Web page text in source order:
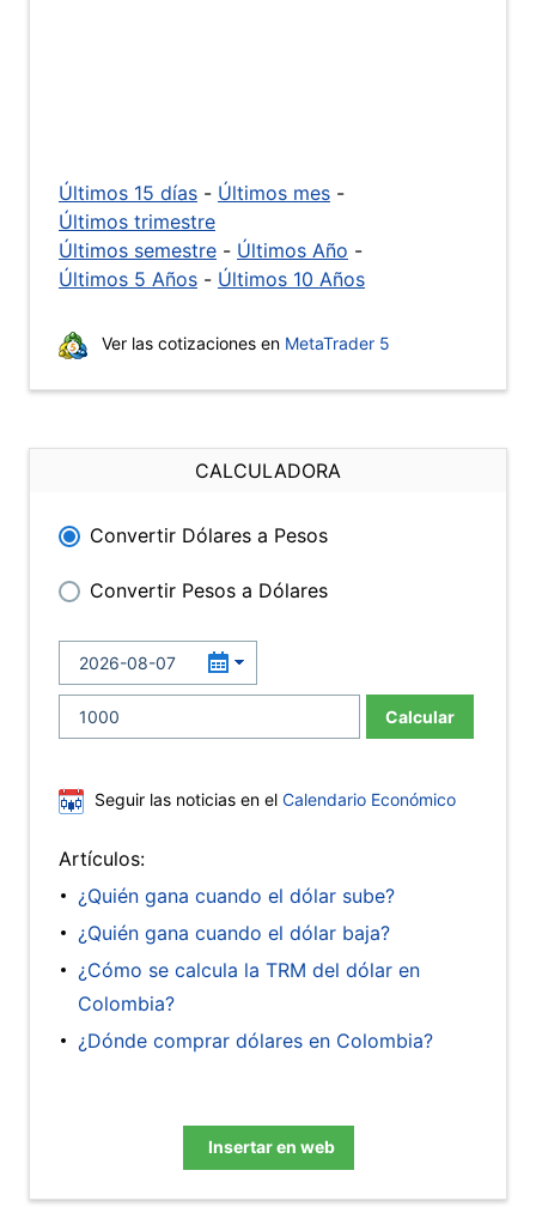
Últimos 15 días - Últimos mes -
Últimos trimestre
Últimos semestre - Últimos Año -
Últimos 5 Años - Últimos 10 Años
Ver las cotizaciones en MetaTrader 5
CALCULADORA
Convertir Dólares a Pesos
Convertir Pesos a Dólares
Calcular
Seguir las noticias en el Calendario Económico
Artículos:
¿Quién gana cuando el dólar sube?
¿Quién gana cuando el dólar baja?
¿Cómo se calcula la TRM del dólar en
Colombia?
¿Dónde comprar dólares en Colombia?
Insertar en web